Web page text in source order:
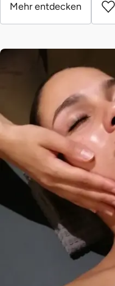
Mehr entdecken